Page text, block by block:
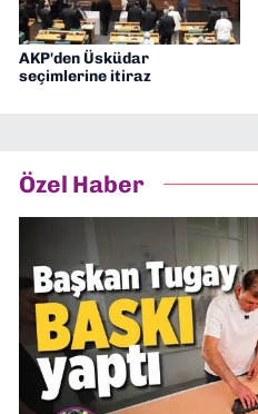
AKP'den Üsküdar
seçimlerine itiraz
Özel Haber